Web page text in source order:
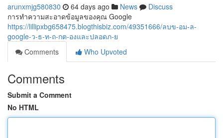
arunxmjg580830 64 days ago News
Discuss
การทำความสะอาดข้อมูลของคุณ Google
https://lillipxbg658475.blogthisbiz.com/49351666/ลบข-อม-ล-
google-ว-ธ-ท-ถ-กต-องและปลอดภ-ย
Comments
Who Upvoted
Comments
Submit a Comment
No HTML